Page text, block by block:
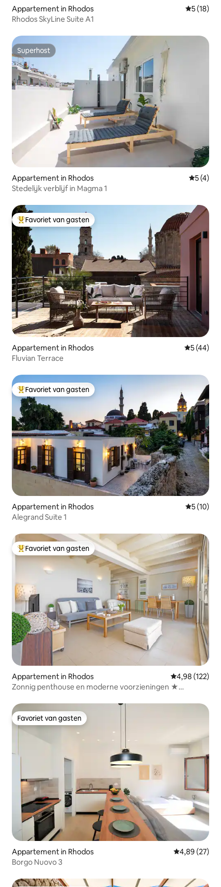
Appartement in Rhodos
5 (18)
Rhodos SkyLine Suite A1
Superhost
Superhost
Appartement in Rhodos
5 (4)
Stedelijk verblijf in Magma 1
Topfavoriet van gasten
Favoriet van gasten
Appartement in Rhodos
5 (44)
Fluvian Terrace
Topfavoriet van gasten
Favoriet van gasten
Appartement in Rhodos
5 (10)
Alegrand Suite 1
Topfavoriet van gasten
Favoriet van gasten
Appartement in Rhodos Gemiddelde
4,98 (122)
Zonnig penthouse en moderne voorzieningen ★
Favoriet van gasten
Favoriet van gasten
Appartement in Rhodos Gemiddelde
4,89 (27)
Borgo Nuovo 3